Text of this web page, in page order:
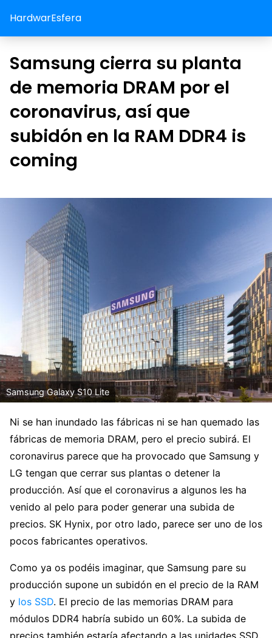
HardwarEsfera
Samsung cierra su planta
de memoria DRAM por el
coronavirus, así que
subidón en la RAM DDR4 is
coming
Samsung Galaxy S10 Lite
Ni se han inundado las fábricas ni se han quemado las
fábricas de memoria DRAM, pero el precio subirá. El
coronavirus parece que ha provocado que Samsung y
LG tengan que cerrar sus plantas o detener la
producción. Así que el coronavirus a algunos les ha
venido al pelo para poder generar una subida de
precios. SK Hynix, por otro lado, parece ser uno de los
pocos fabricantes operativos.
Como ya os podéis imaginar, que Samsung pare su
producción supone un subidón en el precio de la RAM
y los SSD. El precio de las memorias DRAM para
módulos DDR4 habría subido un 60%. La subida de
precios también estaría afectando a las unidades SSD,